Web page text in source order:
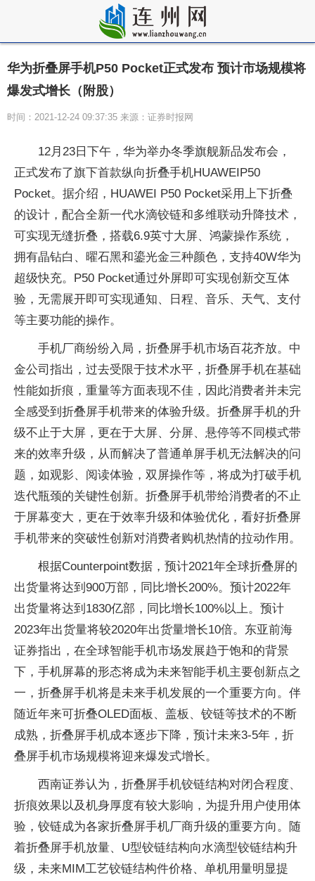
华为折叠屏手机P50 Pocket正式发布 预计市场规模将
爆发式增长（附股）
时间：2021-12-24 09:37:35 来源：证券时报网
12月23日下午，华为举办冬季旗舰新品发布会，
正式发布了旗下首款纵向折叠手机HUAWEIP50
Pocket。据介绍，HUAWEI P50 Pocket采用上下折叠
的设计，配合全新一代水滴铰链和多维联动升降技术，
可实现无缝折叠，搭载6.9英寸大屏、鸿蒙操作系统，
拥有晶钻白、曜石黑和鎏光金三种颜色，支持40W华为
超级快充。P50 Pocket通过外屏即可实现创新交互体
验，无需展开即可实现通知、日程、音乐、天气、支付
等主要功能的操作。
手机厂商纷纷入局，折叠屏手机市场百花齐放。中
金公司指出，过去受限于技术水平，折叠屏手机在基础
性能如折痕，重量等方面表现不佳，因此消费者并未完
全感受到折叠屏手机带来的体验升级。折叠屏手机的升
级不止于大屏，更在于大屏、分屏、悬停等不同模式带
来的效率升级，从而解决了普通单屏手机无法解决的问
题，如观影、阅读体验，双屏操作等，将成为打破手机
迭代瓶颈的关键性创新。折叠屏手机带给消费者的不止
于屏幕变大，更在于效率升级和体验优化，看好折叠屏
手机带来的突破性创新对消费者购机热情的拉动作用。
根据Counterpoint数据，预计2021年全球折叠屏的
出货量将达到900万部，同比增长200%。预计2022年
出货量将达到1830亿部，同比增长100%以上。预计
2023年出货量将较2020年出货量增长10倍。东亚前海
证券指出，在全球智能手机市场发展趋于饱和的背景
下，手机屏幕的形态将成为未来智能手机主要创新点之
一，折叠屏手机将是未来手机发展的一个重要方向。伴
随近年来可折叠OLED面板、盖板、铰链等技术的不断
成熟，折叠屏手机成本逐步下降，预计未来3-5年，折
叠屏手机市场规模将迎来爆发式增长。
西南证券认为，折叠屏手机铰链结构对闭合程度、
折痕效果以及机身厚度有较大影响，为提升用户使用体
验，铰链成为各家折叠屏手机厂商升级的重要方向。随
着折叠屏手机放量、U型铰链结构向水滴型铰链结构升
级，未来MIM工艺铰链结构件价格、单机用量明显提